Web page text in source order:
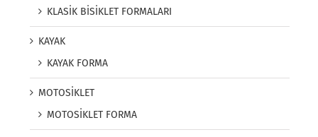
KLASİK BİSİKLET FORMALARI
KAYAK
KAYAK FORMA
MOTOSİKLET
MOTOSİKLET FORMA